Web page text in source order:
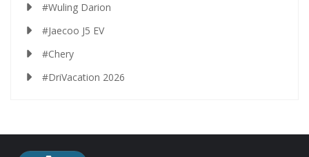
#Wuling Darion
#Jaecoo J5 EV
#Chery
#DriVacation 2026